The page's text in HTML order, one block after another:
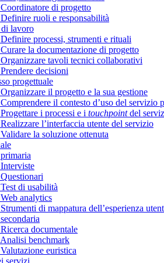
di progetto
ruoli e responsabilità
lavoro
processi, strumenti e rituali
la documentazione di progetto
tavoli tecnici collaborativi
decisioni
progettuale
il progetto e la sua gestione
il contesto d’uso del servizio
i processi e i touchpointdel
l’interfaccia utente del servizio
la soluzione ottenuta
di usabilità
analytics
di mappatura dell’esperienza
documentale
benchmark
euristica
servizi